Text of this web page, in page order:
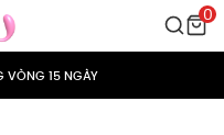
0
MỌI ĐƠN HÀNG
VÒNG 15 NGÀY